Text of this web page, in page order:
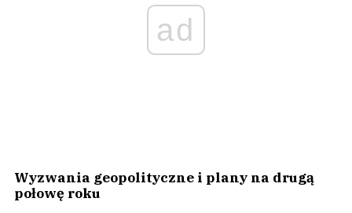
ad
Wyzwania geopolityczne i plany na drugą
połowę roku